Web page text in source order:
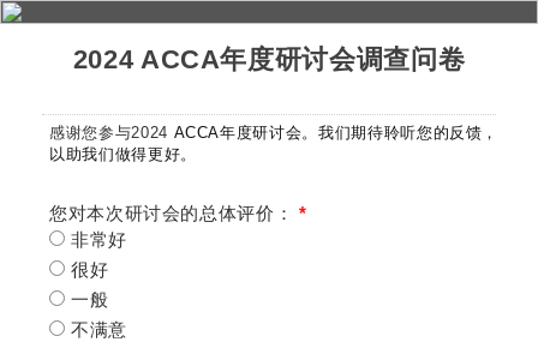
2024 ACCA年度研讨会调查问卷
感谢您参与2024 ACCA年度研讨会。我们期待聆听您的反馈，
以助我们做得更好。
您对本次研讨会的总体评价： *
非常好
很好
一般
不满意